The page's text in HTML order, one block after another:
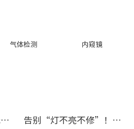
气体检测 内窥镜
告别“盲听”与“低效” | 优利德智能检测方案助力铁路运维检修提质增效 告别“灯不亮不修”！优利德产品组合赋能城市道路照明设施运维更高效